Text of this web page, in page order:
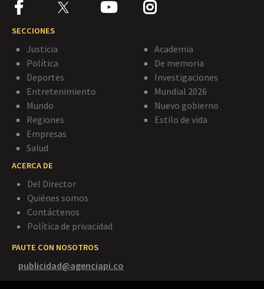
SECCIONES
Justicia
Política
Deportes
Entretenimiento
Mundo
Regiones
Empresas
Salud
Academia
De memoria
Investigaciones
Mundial 2026
Nuevo gobierno
Estilo de vida
ACERCA DE
Del Director
Quiénes somos
Contáctenos
Política de privacidad
PAUTE CON NOSOTROS
publicidad@agenciapi.co